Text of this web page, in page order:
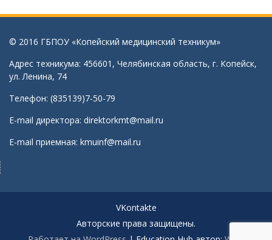
© 2016 ГБПОУ «Копейский медицинский техникум»
Адрес техникума: 456601, Челябинская область, г. Копейск,
ул. Ленина, 74
Телефон: (835139)7-50-79
E-mail директора: direktorkmt@mail.ru
E-mail приемная: kmuinf@mail.ru
VKontakte
Авторские права защищены.